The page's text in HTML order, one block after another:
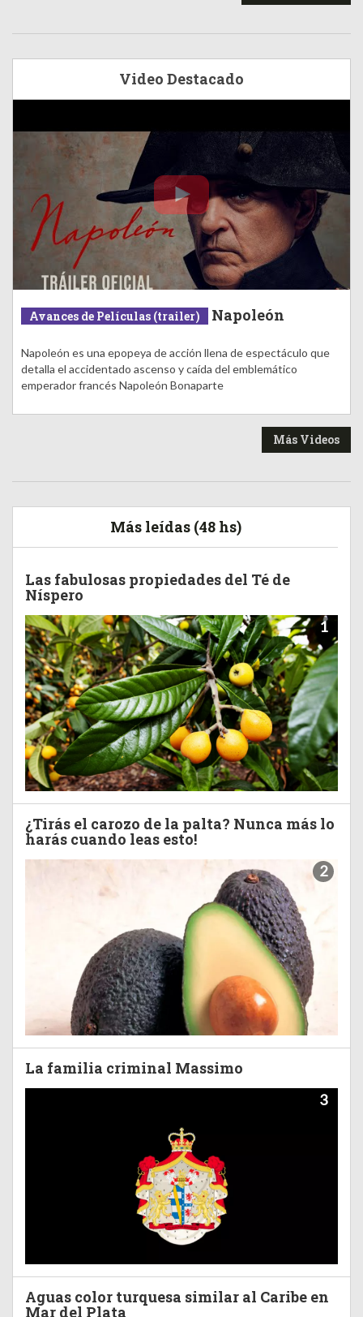
Video Destacado
Avances de Películas (trailer) Napoleón
Napoleón es una epopeya de acción llena de espectáculo que
detalla el accidentado ascenso y caída del emblemático
emperador francés Napoleón Bonaparte
Más Videos
Más leídas (48 hs)
Las fabulosas propiedades del Té de
Níspero
1
¿Tirás el carozo de la palta? Nunca más lo
harás cuando leas esto!
2
La familia criminal Massimo
3
Aguas color turquesa similar al Caribe en
Mar del Plata